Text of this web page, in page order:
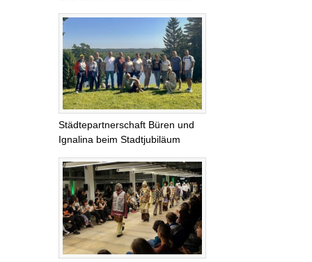
Städtepartnerschaft Büren und
Ignalina beim Stadtjubiläum